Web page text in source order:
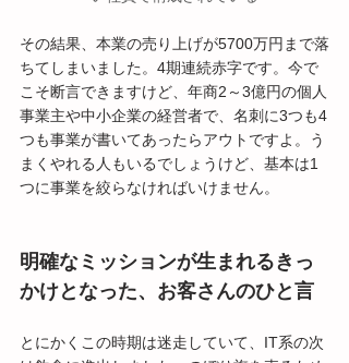
その結果、本業の売り上げが5700万円まで落
ちてしまいました。4期連続赤字です。今で
こそ断言できますけど、年商2～3億円の個人
事業主や中小企業の経営者で、名刺に3つも4
つも事業が書いてあったらアウトですよ。う
まくやれる人もいるでしょうけど、基本は1
つに事業を絞らなければいけません。
明確なミッションが生まれるきっ
かけとなった、お客さんのひと言
とにかくこの時期は迷走していて、IT系の次